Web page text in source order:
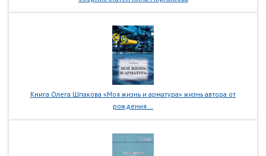
Книга Олега Шпакова «Моя жизнь и арматура» жизнь автора от
рождения...